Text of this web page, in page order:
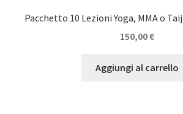
Pacchetto 10 Lezioni Yoga, MMA o
150,00€
Aggiungi al carrello